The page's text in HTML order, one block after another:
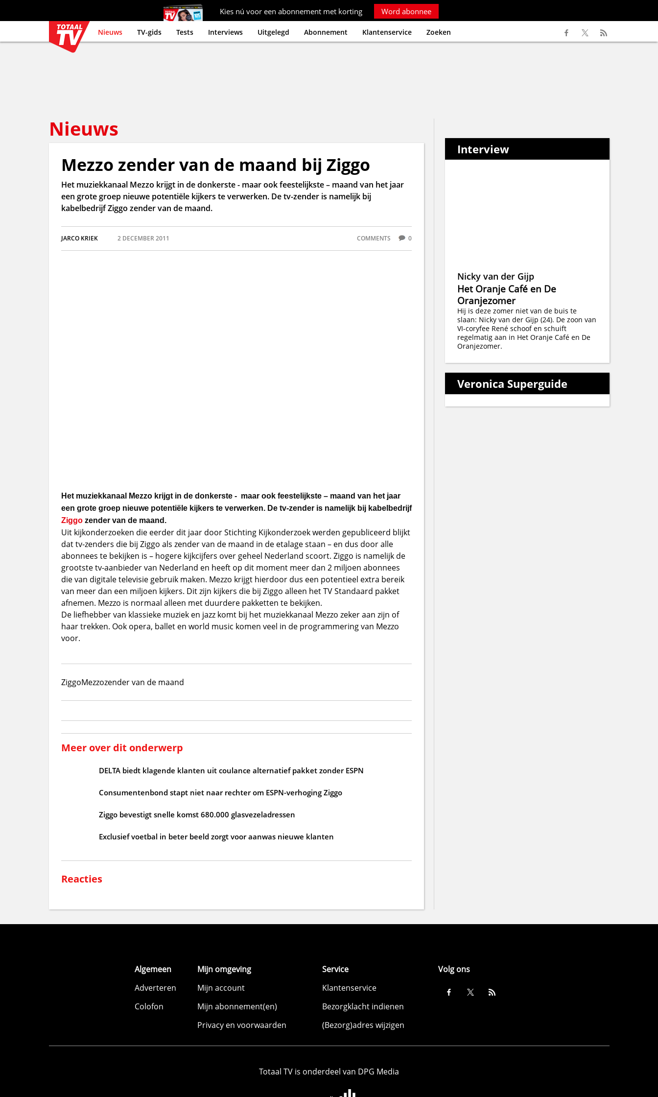
Kies nú voor een abonnement met korting Word abonnee
Nieuws TV-gids Tests Interviews Uitgelegd Abonnement Klantenservice Zoeken
Nieuws
Mezzo zender van de maand bij Ziggo
Het muziekkanaal Mezzo krijgt in de donkerste - maar ook feestelijkste – maand van het jaar
een grote groep nieuwe potentiële kijkers te verwerken. De tv-zender is namelijk bij
kabelbedrijf Ziggo zender van de maand.
JARCO KRIEK 2 DECEMBER 2011 COMMENTS 0
Het muziekkanaal Mezzo krijgt in de donkerste - maar ook feestelijkste – maand van het jaar
een grote groep nieuwe potentiële kijkers te verwerken. De tv-zender is namelijk bij kabelbedrijf
Ziggozender van de maand.
Uit kijkonderzoeken die eerder dit jaar door Stichting Kijkonderzoek werden gepubliceerd blijkt
dat tv-zenders die bij Ziggo als zender van de maand in de etalage staan – en dus door alle
abonnees te bekijken is – hogere kijkcijfers over geheel Nederland scoort. Ziggo is namelijk de
grootste tv-aanbieder van Nederland en heeft op dit moment meer dan 2 miljoen abonnees
die van digitale televisie gebruik maken. Mezzo krijgt hierdoor dus een potentieel extra bereik
van meer dan een miljoen kijkers. Dit zijn kijkers die bij Ziggo alleen het TV Standaard pakket
afnemen. Mezzo is normaal alleen met duurdere pakketten te bekijken.
De liefhebber van klassieke muziek en jazz komt bij het muziekkanaal Mezzo zeker aan zijn of
haar trekken. Ook opera, ballet en world music komen veel in de programmering van Mezzo
voor.
ZiggoMezzozender van de maand
Meer over dit onderwerp
DELTA biedt klagende klanten uit coulance alternatief pakket zonder ESPN
Consumentenbond stapt niet naar rechter om ESPN-verhoging Ziggo
Ziggo bevestigt snelle komst 680.000 glasvezeladressen
Exclusief voetbal in beter beeld zorgt voor aanwas nieuwe klanten
Reacties
Interview
Nicky van der Gijp
Het Oranje Café en De
Oranjezomer
Hij is deze zomer niet van de buis te
slaan: Nicky van der Gijp (24). De zoon van
VI-coryfee René schoof en schuift
regelmatig aan in Het Oranje Café en De
Oranjezomer.
Veronica Superguide
Algemeen
Adverteren
Colofon
Mijn omgeving
Mijn account
Mijn abonnement(en)
Privacy en voorwaarden
Service
Klantenservice
Bezorgklacht indienen
(Bezorg)adres wijzigen
Volg ons
Totaal TV is onderdeel van DPG Media